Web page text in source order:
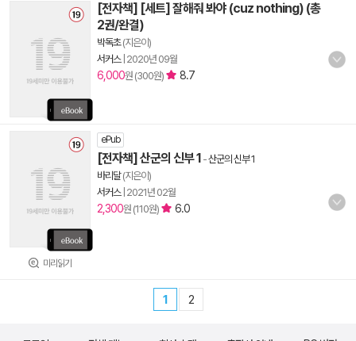
[전자책] [세트] 잘해줘 봐야 (cuz nothing) (총
2권/완결)
박독초(지은이)
서커스| 2020년 09월
6,000원 (300원) 8.7
미리읽기
ePub
[전자책] 산군의 신부 1 -산군의 신부 1
바리달(지은이)
서커스| 2021년 02월
2,300원 (110원) 6.0
1 2